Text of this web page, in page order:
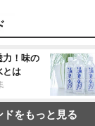
力！味の
とは
ドをもっと見る